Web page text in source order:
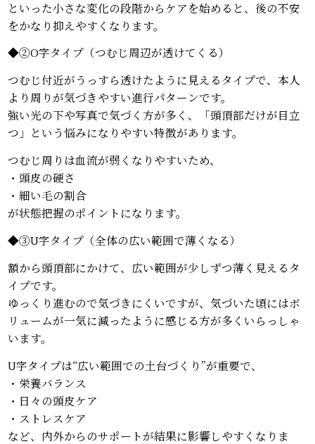
といった小さな変化の段階からケアを始めると、後の不安
をかなり抑えやすくなります。
◆②O字タイプ（つむじ周辺が透けてくる）
つむじ付近がうっすら透けたように見えるタイプで、本人
より周りが気づきやすい進行パターンです。
強い光の下や写真で気づく方が多く、「頭頂部だけが目立
つ」という悩みになりやすい特徴があります。
つむじ周りは血流が弱くなりやすいため、
・頭皮の硬さ
・細い毛の割合
が状態把握のポイントになります。
◆③U字タイプ（全体の広い範囲で薄くなる）
額から頭頂部にかけて、広い範囲が少しずつ薄く見えるタ
イプです。
ゆっくり進むので気づきにくいですが、気づいた頃にはボ
リュームが一気に減ったように感じる方が多くいらっしゃ
います。
U字タイプは“広い範囲での土台づくり”が重要で、
・栄養バランス
・日々の頭皮ケア
・ストレスケア
など、内外からのサポートが結果に影響しやすくなりま